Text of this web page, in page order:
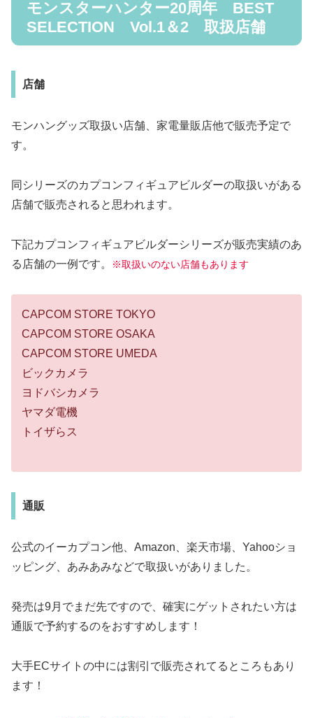
モンスターハンター20周年 BEST
SELECTION Vol.1＆2 取扱店舗
店舗
モンハングッズ取扱い店舗、家電量販店他で販売予定で
す。
同シリーズのカプコンフィギュアビルダーの取扱いがある
店舗で販売されると思われます。
下記カプコンフィギュアビルダーシリーズが販売実績のあ
る店舗の一例です。
※取扱いのない店舗もあります
CAPCOM STORE TOKYO
CAPCOM STORE OSAKA
CAPCOM STORE UMEDA
ビックカメラ
ヨドバシカメラ
ヤマダ電機
トイザらス
通販
公式のイーカプコン他、Amazon、楽天市場、Yahooショ
ッピング、あみあみなどで取扱いがありました。
発売は9月でまだ先ですので、確実にゲットされたい方は
通販で予約するのをおすすめします！
大手ECサイトの中には割引で販売されてるところもあり
ます！